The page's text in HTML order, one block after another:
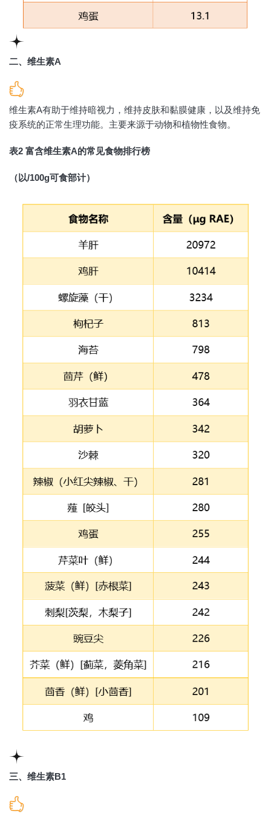
二、维生素A
维生素A有助于维持暗视力，维持皮肤和黏膜健康，以及维持免
疫系统的正常生理功能。主要来源于动物和植物性食物。
表2 富含维生素A的常见食物排行榜
（以/100g可食部计）
三、维生素B1